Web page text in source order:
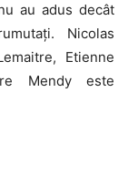
au adus decât
Nicolas
Etienne
Mendy este